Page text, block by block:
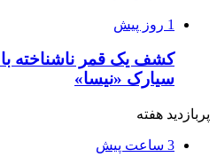
1 روز پیش
کشف یک قمر ناشناخته
سیارک «نیسا»
پربازدید هفته
3 ساعت پیش